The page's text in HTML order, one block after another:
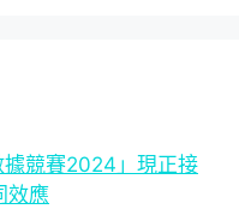
據競賽2024」現正接
效應